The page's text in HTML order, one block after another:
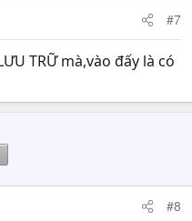
#7
TRỮ mà,vào đấy là có
#8